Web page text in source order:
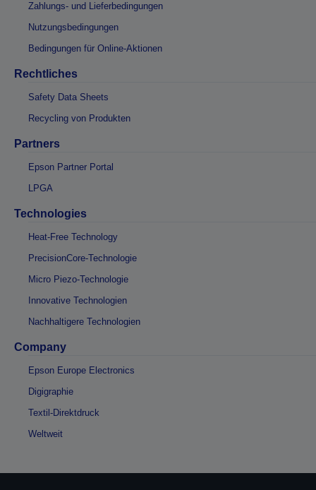
Zahlungs- und Lieferbedingungen
Nutzungsbedingungen
Bedingungen für Online-Aktionen
Rechtliches
Safety Data Sheets
Recycling von Produkten
Partners
Epson Partner Portal
LPGA
Technologies
Heat-Free Technology
PrecisionCore-Technologie
Micro Piezo-Technologie
Innovative Technologien
Nachhaltigere Technologien
Company
Epson Europe Electronics
Digigraphie
Textil-Direktdruck
Weltweit